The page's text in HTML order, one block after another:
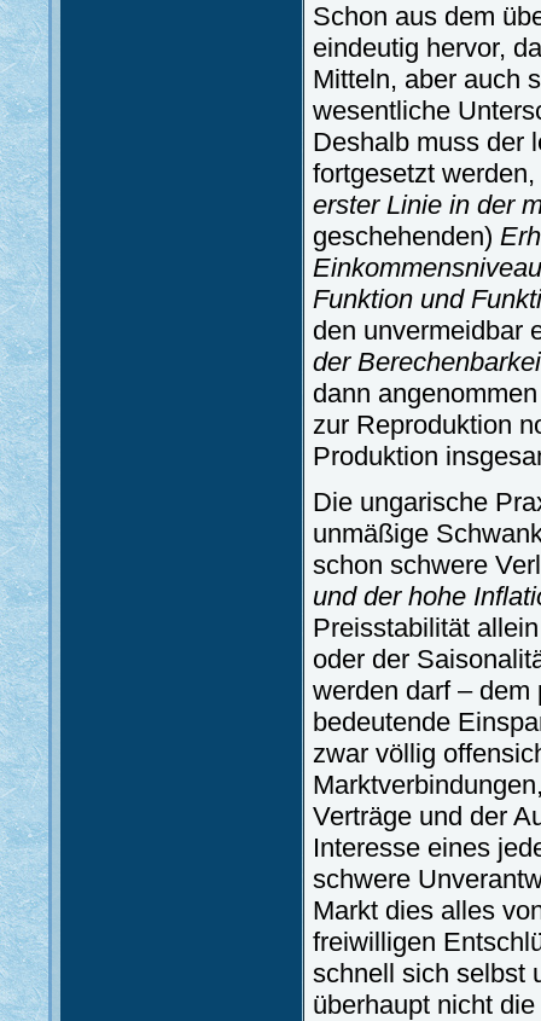
Schon aus dem
eindeutig hervor,
Mitteln, aber auch
wesentliche
Deshalb muss der
fortgesetzt
erster Linie in der
geschehenden)
Funktion und
den unvermeidbar
der
dann
zur Reproduktion
Produktion
Die ungarische
unmäßige
schon schwere
und der hohe
Preisstabilität
oder der
werden darf – dem
bedeutende
zwar völlig
Verträge und der
Interesse eines
schwere
Markt dies alles
freiwilligen
schnell sich selbst
überhaupt nicht